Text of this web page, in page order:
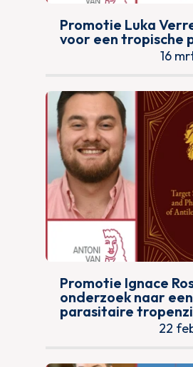
Promotie Luka
voor een tropische
16
Promotie Ignace
onderzoek naar een
parasitaire
22